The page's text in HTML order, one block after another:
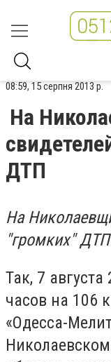
08:59, 15 серпня 2013 р.
На
ДТП
На
"громких"
Так, 7
часов на 106
«Одесса-